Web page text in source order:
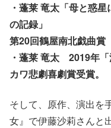
・蓬莱 竜太「母と惑
の記録」
第20回鶴屋南北戯曲賞
・蓬莱 竜太 2019年
カワ悲劇喜劇賞受賞。
そして、原作、演出を
女』で伊藤沙莉さんと